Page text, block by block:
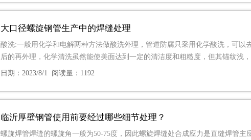
大口径螺旋钢管生产中的焊缝处理
酸洗:一般用化学和电解两种方法做酸洗外理，管道防腐只采用化学酸洗，可
后的再外理，化学清洗虽然能使美面达到一定的清洁度和粗糙度，但其锚纹浅
日期：2023/8/1 阅读量：1192
临沂厚壁钢管使用前要经过哪些细节处理？
螺旋焊管焊缝的螺旋角一般为50-75度，因此螺旋焊缝处合成应力是直缝焊管